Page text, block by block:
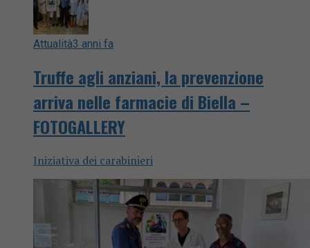
Attualità3 anni fa
Truffe agli anziani, la prevenzione
arriva nelle farmacie di Biella –
FOTOGALLERY
Iniziativa dei carabinieri